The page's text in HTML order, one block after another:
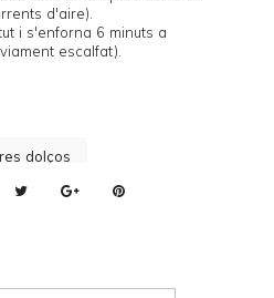
d'aire).
i s'enforna 6 minuts a
escalfat).
dolços